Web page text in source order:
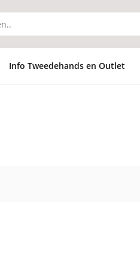
Info Tweedehands en Outlet